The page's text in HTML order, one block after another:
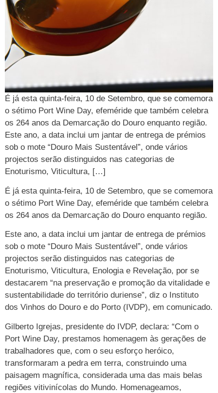
É já esta quinta-feira, 10 de Setembro, que se comemora
o sétimo Port Wine Day, efeméride que também celebra
os 264 anos da Demarcação do Douro enquanto região.
Este ano, a data inclui um jantar de entrega de prémios
sob o mote “Douro Mais Sustentável”, onde vários
projectos serão distinguidos nas categorias de
Enoturismo, Viticultura, […]
É já esta quinta-feira, 10 de Setembro, que se comemora
o sétimo Port Wine Day, efeméride que também celebra
os 264 anos da Demarcação do Douro enquanto região.
Este ano, a data inclui um jantar de entrega de prémios
sob o mote “Douro Mais Sustentável”, onde vários
projectos serão distinguidos nas categorias de
Enoturismo, Viticultura, Enologia e Revelação, por se
destacarem “na preservação e promoção da vitalidade e
sustentabilidade do território duriense”, diz o Instituto
dos Vinhos do Douro e do Porto (IVDP), em comunicado.
Gilberto Igrejas, presidente do IVDP, declara: “Com o
Port Wine Day, prestamos homenagem às gerações de
trabalhadores que, com o seu esforço heróico,
transformaram a pedra em terra, construindo uma
paisagem magnífica, considerada uma das mais belas
regiões vitivinícolas do Mundo. Homenageamos,